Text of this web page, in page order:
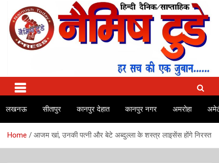
content
Naimish Today
No.1 news channel of India
लखनऊ सीतापुर कानपुर देहात कानपुर नगर अमरोहा
Home आजम खां, उनकी पत्नी और बेटे अब्दुल्ला के शस्त्र लाइसेंस होंगे निरस्त